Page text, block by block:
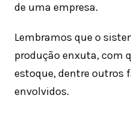
de uma empresa.
Lembramos que o
produção enxuta, com
estoque, dentre outros
envolvidos.